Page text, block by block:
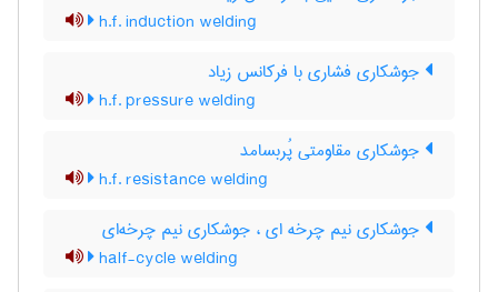
h.f. induction welding
جوشکاری فشاری با فرکانس زیاد
h.f. pressure welding
جوشکاری مقاومتی پُربسامد
h.f. resistance welding
جوشکاری نیم چرخه ای ، جوشکاری نیم چرخه‌ای
half-cycle welding